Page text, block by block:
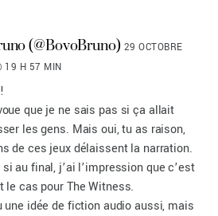
(@BovoBruno) 29 OCTOBRE
19 H 57 MIN
que je ne sais pas si ça allait
les gens. Mais oui, tu as raison,
de ces jeux délaissent la narration.
au final, j’ai l’impression que c’est
le cas pour The Witness.
une idée de fiction audio aussi, mais